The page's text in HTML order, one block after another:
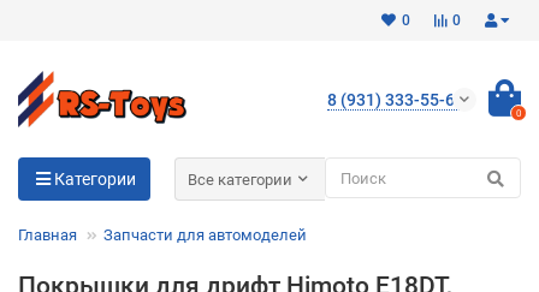
0
0
8 (931) 333-55-65
0
Категории Все категории
Главная Запчасти для автомоделей
Разбейте